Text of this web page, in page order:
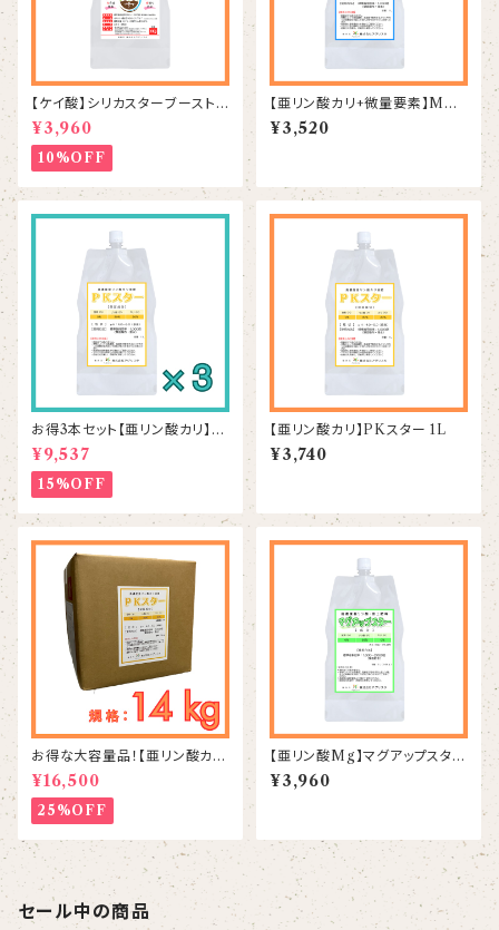
【ケイ酸】シリカスターブースト 1
kg
¥3,960
10%OFF
【亜リン酸カリ+微量要素】MPK
スター 1L
¥3,520
お得3本セット【亜リン酸カリ】P
Kスター 1L×3本
¥9,537
15%OFF
【亜リン酸カリ】PKスター 1L
¥3,740
お得な大容量品！【亜リン酸カ
リ】PKスター 14kg
¥16,500
25%OFF
【亜リン酸Mg】マグアップスター
1L
¥3,960
セール中の商品